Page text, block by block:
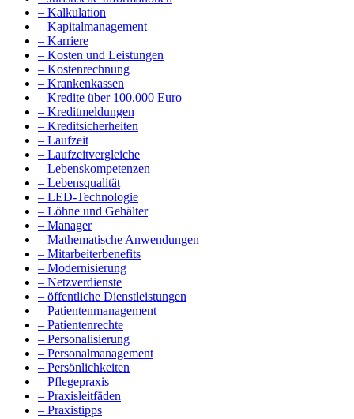
– Kalkulation
– Kapitalmanagement
– Karriere
– Kosten und Leistungen
– Kostenrechnung
– Krankenkassen
– Kredite über 100.000 Euro
– Kreditmeldungen
– Kreditsicherheiten
– Laufzeit
– Laufzeitvergleiche
– Lebenskompetenzen
– Lebensqualität
– LED-Technologie
– Löhne und Gehälter
– Manager
– Mathematische Anwendungen
– Mitarbeiterbenefits
– Modernisierung
– Netzverdienste
– öffentliche Dienstleistungen
– Patientenmanagement
– Patientenrechte
– Personalisierung
– Personalmanagement
– Persönlichkeiten
– Pflegepraxis
– Praxisleitfäden
– Praxistipps